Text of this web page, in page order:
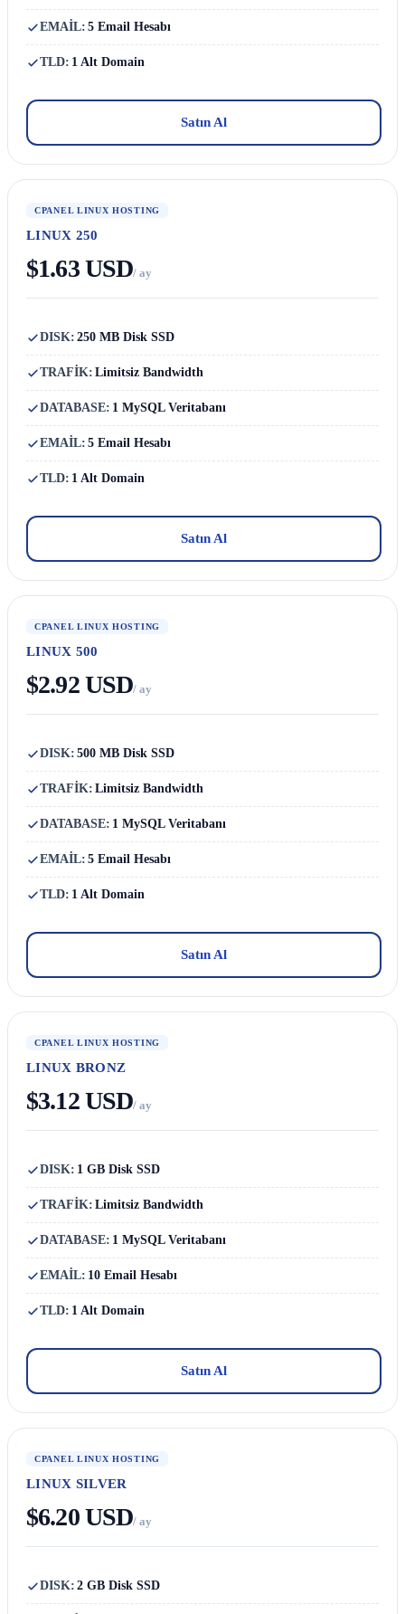
EMAİL: 5 Email Hesabı
TLD: 1 Alt Domain
Satın Al
CPANEL LINUX HOSTING
LINUX 250
$1.63 USD/ ay
DISK: 250 MB Disk SSD
TRAFİK: Limitsiz Bandwidth
DATABASE: 1 MySQL Veritabanı
EMAİL: 5 Email Hesabı
TLD: 1 Alt Domain
Satın Al
CPANEL LINUX HOSTING
LINUX 500
$2.92 USD/ ay
DISK: 500 MB Disk SSD
TRAFİK: Limitsiz Bandwidth
DATABASE: 1 MySQL Veritabanı
EMAİL: 5 Email Hesabı
TLD: 1 Alt Domain
Satın Al
CPANEL LINUX HOSTING
LINUX BRONZ
$3.12 USD/ ay
DISK: 1 GB Disk SSD
TRAFİK: Limitsiz Bandwidth
DATABASE: 1 MySQL Veritabanı
EMAİL: 10 Email Hesabı
TLD: 1 Alt Domain
Satın Al
CPANEL LINUX HOSTING
LINUX SILVER
$6.20 USD/ ay
DISK: 2 GB Disk SSD